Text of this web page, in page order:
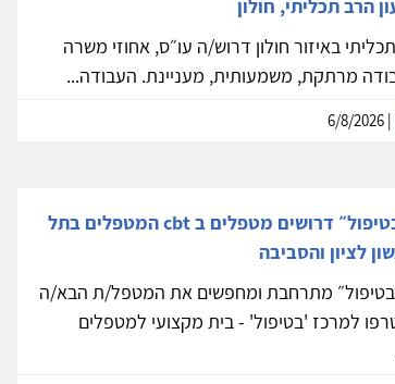
הרב תכליתי, חולון
באיזור חולון דרוש/ה עו״ס, אחוזי משרה
מרתקת, משמעותית, מעניינת. העבודה...
| 6/8/2026
למרכז ״בטיפול״ דרושים מטפלים ב cbt המטפלים בתל
לציון והסביבה
מתרחבת ומחפשים את המטפל/ת הבא/ה
למרכז 'בטיפול' - בית מקצועי למטפלים